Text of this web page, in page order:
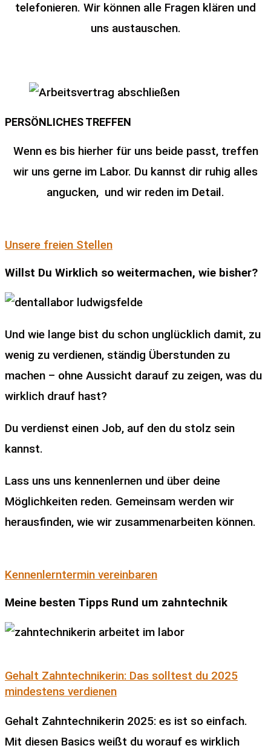
telefonieren. Wir können alle Fragen klären und
uns austauschen.
PERSÖNLICHES TREFFEN
Wenn es bis hierher für uns beide passt, treffen
wir uns gerne im Labor. Du kannst dir ruhig alles
angucken, und wir reden im Detail.
Unsere freien Stellen
Willst Du Wirklich so weitermachen, wie bisher?
Und wie lange bist du schon unglücklich damit, zu
wenig zu verdienen, ständig Überstunden zu
machen – ohne Aussicht darauf zu zeigen, was du
wirklich drauf hast?
Du verdienst einen Job, auf den du stolz sein
kannst.
Lass uns uns kennenlernen und über deine
Möglichkeiten reden. Gemeinsam werden wir
herausfinden, wie wir zusammenarbeiten können.
Kennenlerntermin vereinbaren
Meine besten Tipps Rund um zahntechnik
Gehalt Zahntechnikerin: Das solltest du 2025
mindestens verdienen
Gehalt Zahntechnikerin 2025: es ist so einfach.
Mit diesen Basics weißt du worauf es wirklich